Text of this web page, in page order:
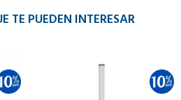
TE PUEDEN INTERESAR